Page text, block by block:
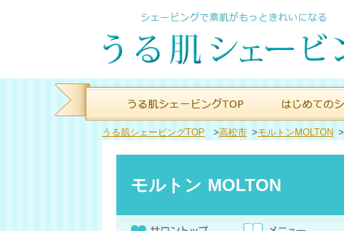
うる肌シェービングTOP >高松市 >モルトンMOLTON >
モルトン MOLTON